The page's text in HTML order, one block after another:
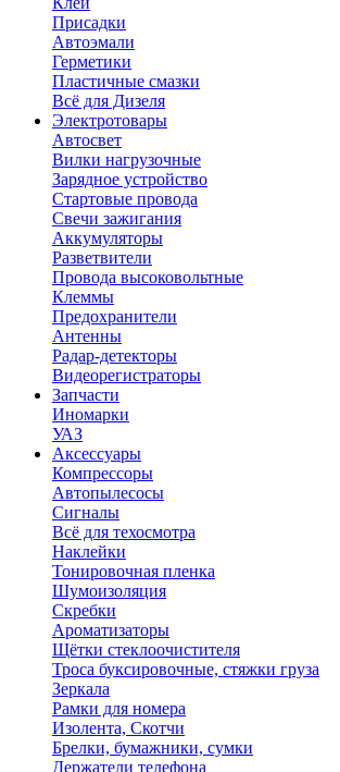
Присадки
Автоэмали
Герметики
Пластичные смазки
Всё для Дизеля
Электротовары
Автосвет
Вилки нагрузочные
Зарядное устройство
Стартовые провода
Свечи зажигания
Аккумуляторы
Разветвители
Провода высоковольтные
Клеммы
Предохранители
Антенны
Радар-детекторы
Видеорегистраторы
Запчасти
Иномарки
УАЗ
Аксесcуары
Компрессоры
Автопылесосы
Сигналы
Всё для техосмотра
Наклейки
Тонировочная пленка
Шумоизоляция
Скребки
Ароматизаторы
Щётки стеклоочистителя
Троса буксировочные, стяжки груза
Зеркала
Рамки для номера
Изолента, Скотчи
Брелки, бумажники, сумки
Держатели телефона